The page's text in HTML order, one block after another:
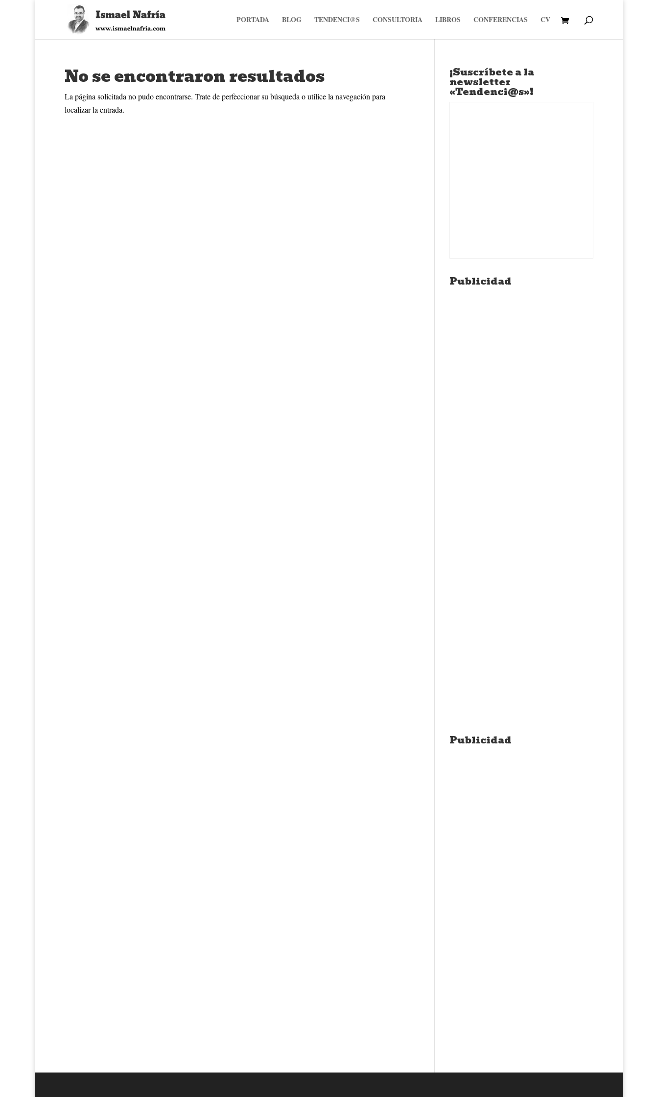
PORTADA BLOG TENDENCI@S CONSULTORIA LIBROS CONFERENCIAS CV
No se encontraron resultados
La página solicitada no pudo encontrarse. Trate de perfeccionar su búsqueda o utilice la navegación para
localizar la entrada.
¡Suscríbete a la
newsletter
«Tendenci@s»!
Publicidad
Publicidad